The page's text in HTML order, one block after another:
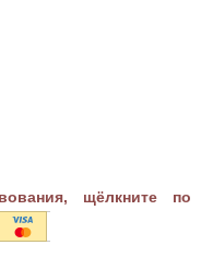
щёлкните по